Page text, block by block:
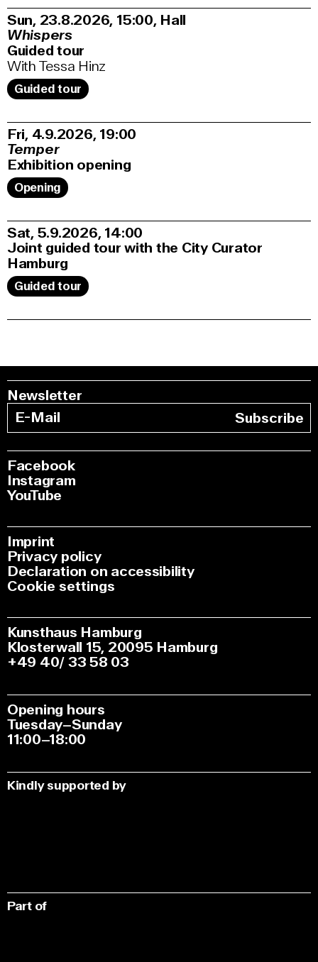
Sun, 23.8.2026 15:00, Hall
Whispers
Guided tour
With Tessa Hinz
Guided tour
Fri, 4.9.2026 19:00
Temper
Exhibition opening
Opening
Sat, 5.9.2026 14:00
Joint guided tour with the City Curator
Hamburg
Guided tour
Newsletter
Subscribe
Facebook
Instagram
YouTube
Imprint
Privacy policy
Declaration on accessibility
Cookie settings
Kunsthaus Hamburg
Klosterwall 15, 20095 Hamburg
+49 40/ 33 58 03
Opening hours
Tuesday–Sunday
11:00–18:00
Kindly supported by
Part of